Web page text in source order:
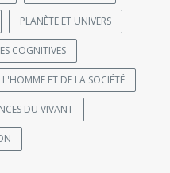
PLANÈTE ET UNIVERS
COGNITIVES
L'HOMME ET DE LA SOCIÉTÉ
DU VIVANT